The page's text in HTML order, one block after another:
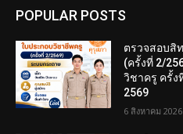
POPULAR POSTS
ตรวจสอบสิ
(ครั้งที่ 2/
วิชาครู ครั้ง
2569
6 สิงหาคม 2026